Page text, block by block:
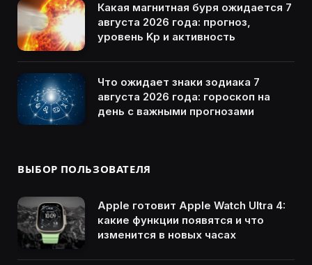
Какая магнитная буря ожидается 7
августа 2026 года: прогноз,
уровень Kp и активность
Что ожидает знаки зодиака 7
августа 2026 года: гороскоп на
день с важными прогнозами
ВЫБОР ПОЛЬЗОВАТЕЛЯ
Apple готовит Apple Watch Ultra 4:
какие функции появятся и что
изменится в новых часах